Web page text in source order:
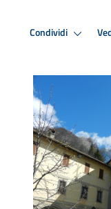
Condividi